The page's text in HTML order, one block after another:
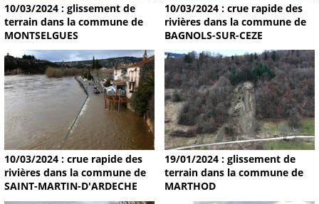
10/03/2024 : glissement de
terrain dans la commune de
MONTSELGUES
10/03/2024 : crue rapide des
rivières dans la commune de
BAGNOLS-SUR-CEZE
10/03/2024 : crue rapide des
rivières dans la commune de
SAINT-MARTIN-D'ARDECHE
19/01/2024 : glissement de
terrain dans la commune de
MARTHOD